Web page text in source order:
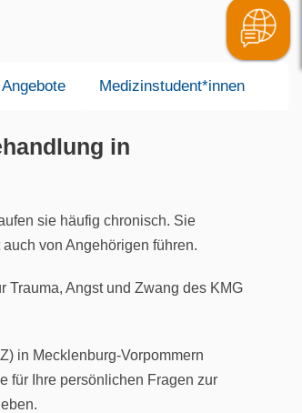
Medizinstudent*innen
in
sie häufig chronisch. Sie
von Angehörigen führen.
Angst und Zwang des KMG
in Mecklenburg-Vorpommern
für Ihre persönlichen Fragen zur